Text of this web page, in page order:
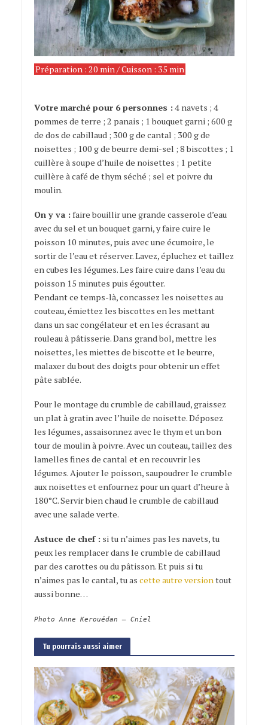
Préparation : 20 min / Cuisson : 35 min
Votre marché pour 6 personnes : 4 navets ; 4
pommes de terre ; 2 panais ; 1 bouquet garni ; 600 g
de dos de cabillaud ; 300 g de cantal ; 300 g de
noisettes ; 100 g de beurre demi-sel ; 8 biscottes ; 1
cuillère à soupe d’huile de noisettes ; 1 petite
cuillère à café de thym séché ; sel et poivre du
moulin.
On y va : faire bouillir une grande casserole d’eau
avec du sel et un bouquet garni, y faire cuire le
poisson 10 minutes, puis avec une écumoire, le
sortir de l’eau et réserver. Lavez, épluchez et taillez
en cubes les légumes. Les faire cuire dans l’eau du
poisson 15 minutes puis égoutter.
Pendant ce temps-là, concassez les noisettes au
couteau, émiettez les biscottes en les mettant
dans un sac congélateur et en les écrasant au
rouleau à pâtisserie. Dans grand bol, mettre les
noisettes, les miettes de biscotte et le beurre,
malaxer du bout des doigts pour obtenir un effet
pâte sablée.
Pour le montage du crumble de cabillaud, graissez
un plat à gratin avec l’huile de noisette. Déposez
les légumes, assaisonnez avec le thym et un bon
tour de moulin à poivre. Avec un couteau, taillez des
lamelles fines de cantal et en recouvrir les
légumes. Ajouter le poisson, saupoudrer le crumble
aux noisettes et enfournez pour un quart d’heure à
180°C. Servir bien chaud le crumble de cabillaud
avec une salade verte.
Astuce de chef : si tu n’aimes pas les navets, tu
peux les remplacer dans le crumble de cabillaud
par des carottes ou du pâtisson. Et puis si tu
n’aimes pas le cantal, tu as cette autre version tout
aussi bonne…
Photo Anne Kerouédan – Cniel
Tu pourrais aussi aimer